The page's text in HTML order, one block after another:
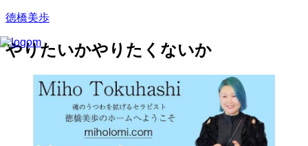
徳橋美歩
やりたいかやりたくないか